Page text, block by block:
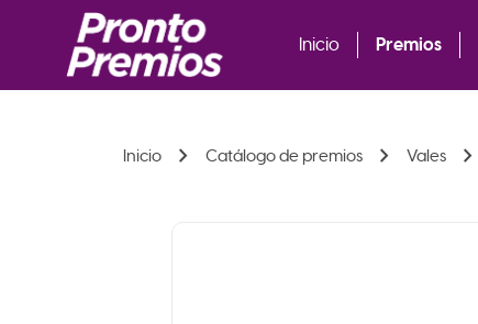
Inicio Premios
Inicio chevron_right Catálogo de premios chevron_right Vales chevron_right